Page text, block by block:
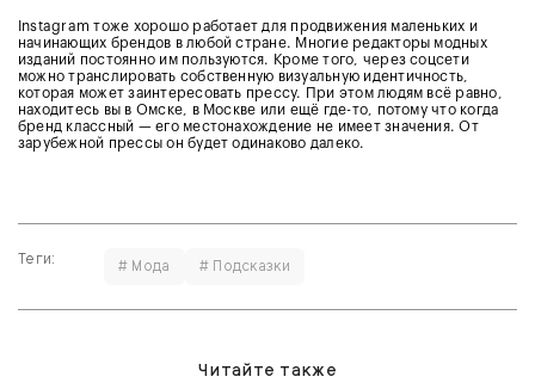
Instagram тоже хорошо работает для продвижения маленьких и
начинающих брендов в любой стране. Многие редакторы модных
изданий постоянно им пользуются. Кроме того, через соцсети
можно транслировать собственную визуальную идентичность,
которая может заинтересовать прессу. При этом людям всё равно,
находитесь вы в Омске, в Москве или ещё где-то, потому что когда
бренд классный — его местонахождение не имеет значения. От
зарубежной прессы он будет одинаково далеко.
Теги: # Мода # Подсказки
Читайте также